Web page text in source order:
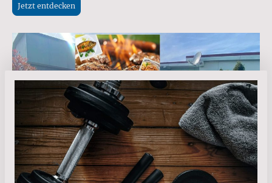
Jetzt entdecken